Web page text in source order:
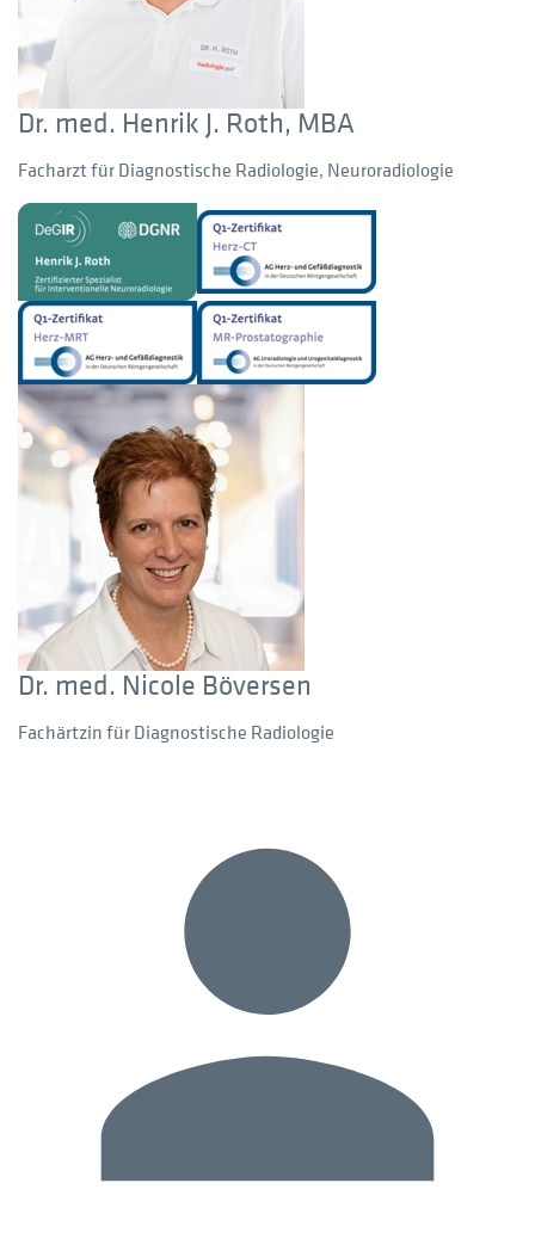
Dr. med. Henrik J. Roth, MBA
Facharzt für Diagnostische Radiologie, Neuroradiologie
Dr. med. Nicole Böversen
Fachärtzin für Diagnostische Radiologie